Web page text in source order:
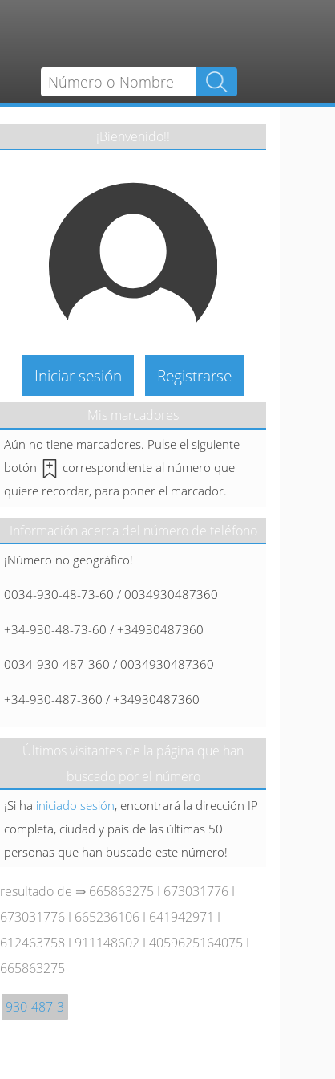
¡Bienvenido!!
Iniciar sesión Registrarse
Mis marcadores
Aún no tiene marcadores. Pulse el siguiente
botón
correspondiente al número que
quiere recordar, para poner el marcador.
Información acerca del número de teléfono
¡Número no geográfico!
0034-930-48-73-60 / 0034930487360
+34-930-48-73-60 / +34930487360
0034-930-487-360 / 0034930487360
+34-930-487-360 / +34930487360
Últimos visitantes de la página que han
buscado por el número
¡Si ha iniciado sesión, encontrará la dirección IP
completa, ciudad y país de las últimas 50
personas que han buscado este número!
resultado de ⇒ 665863275 I 673031776 I
673031776 I 665236106 I 641942971 I
612463758 I 911148602 I4059625164075 I
665863275
930-487-3